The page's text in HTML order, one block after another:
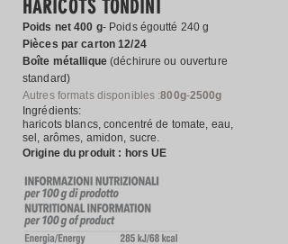
HARICOTS TONDINI
Poids net 400 g- Poids égoutté 240 g
Pièces par carton 12/24
Boîte métallique(déchirure ou ouverture
standard)
Autres formats disponibles :800g-2500g
Ingrédients:
haricots blancs, concentré de tomate, eau,
sel, arômes, amidon, sucre.
Origine du produit : hors UE